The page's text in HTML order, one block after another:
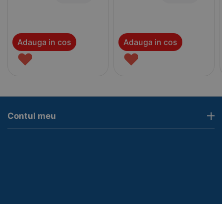
Adauga in cos
♥
Adauga in cos
♥
Contul meu